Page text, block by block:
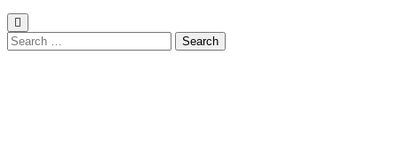
Search
for: